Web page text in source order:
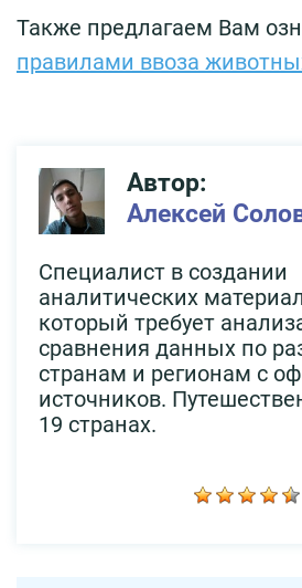
Также предлагаем Вам
правилами ввоза
Автор:
Алексей
Специалист в создании
аналитических
который требует
сравнения данных по
странам и регионам с
источников.
19 странах.